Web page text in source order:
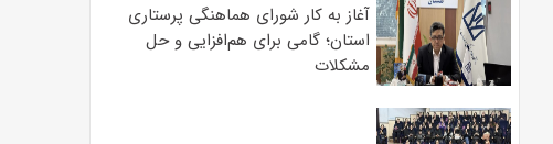
آغاز به کار شورای هماهنگی پرستاری
استان؛ گامی برای هم‌افزایی و حل
مشکلات